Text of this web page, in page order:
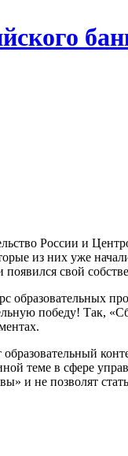
России и
из них уже
появился свой
образовательных
победу! Так,
теме в сфере
и не позволят